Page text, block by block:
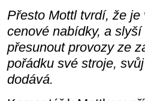
Přesto Mottl tvrdí, že
cenové nabídky, a
přesunout provozy ze
pořádku své stroje,
dodává.